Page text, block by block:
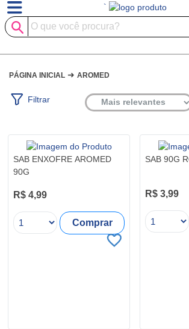
`
PÁGINA INICIAL ➜ AROMED
Filtrar
SAB ENXOFRE AROMED
90G
R$ 4,99
Comprar
SAB 90G
R$ 3,99